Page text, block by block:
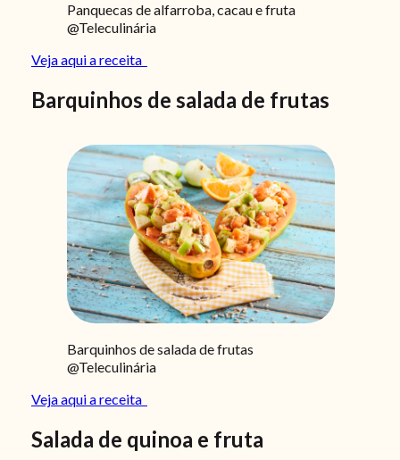
Panquecas de alfarroba, cacau e fruta
@Teleculinária
Veja aqui a receita
Barquinhos de salada de frutas
Barquinhos de salada de frutas
@Teleculinária
Veja aqui a receita
Salada de quinoa e fruta